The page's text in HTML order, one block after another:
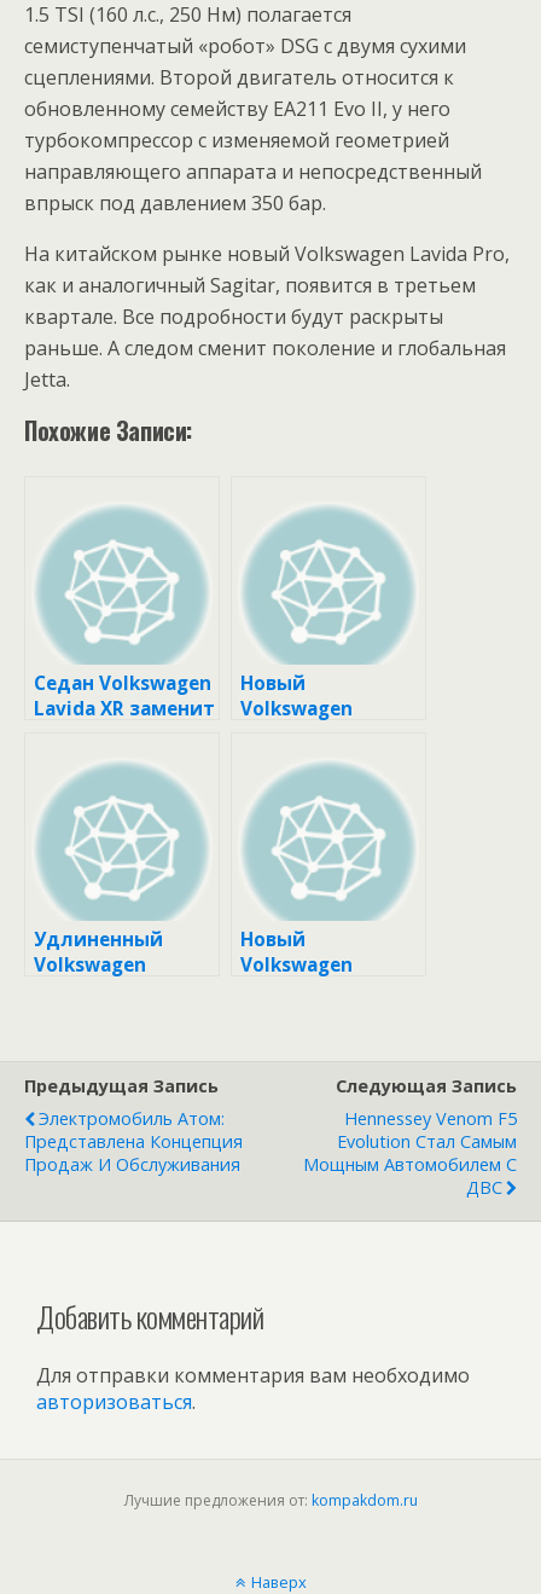
1.5 TSI (160 л.с., 250 Нм) полагается
семиступенчатый «робот» DSG с двумя сухими
сцеплениями. Второй двигатель относится к
обновленному семейству EA211 Evo II, у него
турбокомпрессор с изменяемой геометрией
направляющего аппарата и непосредственный
впрыск под давлением 350 бар.
На китайском рынке новый Volkswagen Lavida Pro,
как и аналогичный Sagitar, появится в третьем
квартале. Все подробности будут раскрыты
раньше. А следом сменит поколение и глобальная
Jetta.
Похожие Записи:
Седан Volkswagen
Lavida XR заменит
Новый
Volkswagen
какой будет Jetta
Удлиненный
Volkswagen
Новый
Volkswagen
Предыдущая Запись
Электромобиль Атом:
Представлена Концепция
Продаж И Обслуживания
Следующая Запись
Hennessey Venom F5
Evolution Стал Самым
Мощным Автомобилем С
ДВС
Добавить комментарий
Для отправки комментария вам необходимо
авторизоваться.
Лучшие предложения от: kompakdom.ru
Наверх